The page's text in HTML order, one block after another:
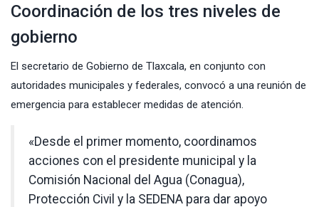
Coordinación de los tres niveles de
gobierno
El secretario de Gobierno de Tlaxcala, en conjunto con
autoridades municipales y federales, convocó a una reunión de
emergencia para establecer medidas de atención.
«Desde el primer momento, coordinamos
acciones con el presidente municipal y la
Comisión Nacional del Agua (Conagua),
Protección Civil y la SEDENA para dar apoyo